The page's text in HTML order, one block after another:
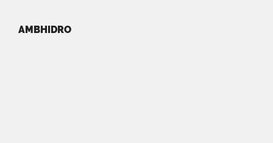
AMBHIDRO